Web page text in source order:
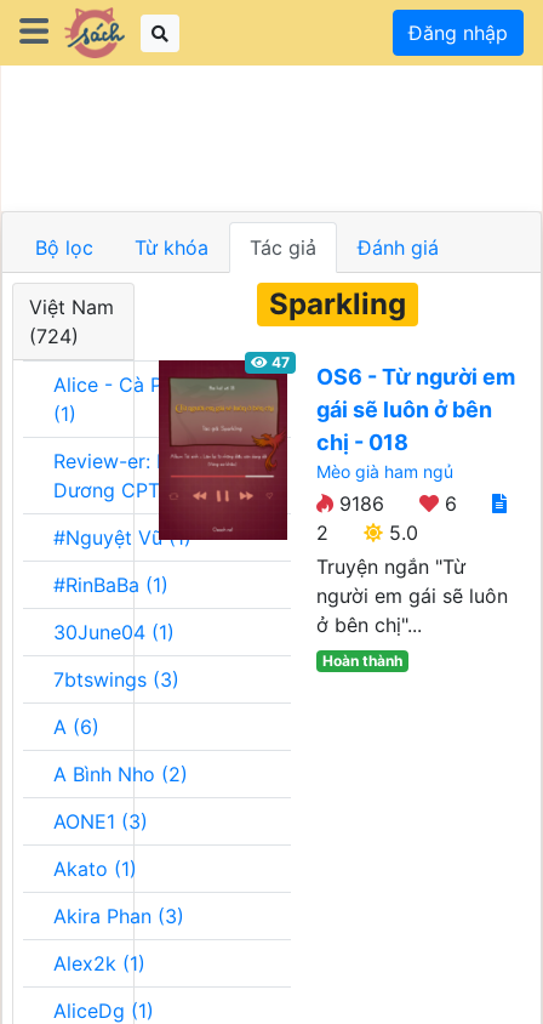
Đăng nhập
Bộ lọc Từ khóa Tác giả Đánh giá
Việt Nam
(724)
Alice - Cà Phê Team
(1)
Review-er: Dương
Dương CPT (1)
#Nguyệt Vũ (1)
#RinBaBa (1)
30June04 (1)
7btswings (3)
A (6)
A Bình Nho (2)
AONE1 (3)
Akato (1)
Akira Phan (3)
Alex2k (1)
AliceDg (1)
Sparkling
47
OS6 - Từ người em
gái sẽ luôn ở bên
chị - 018
Mèo già ham ngủ
9186
6
2
5.0
Truyện ngắn "Từ
người em gái sẽ luôn
ở bên chị"...
Hoàn thành